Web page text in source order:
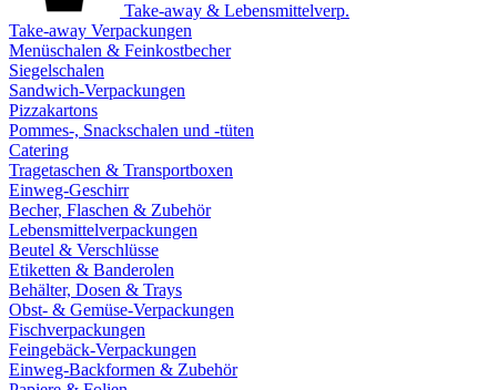
Take-away & Lebensmittelverp.
Take-away Verpackungen
Menüschalen & Feinkostbecher
Siegelschalen
Sandwich-Verpackungen
Pizzakartons
Pommes-, Snackschalen und -tüten
Catering
Tragetaschen & Transportboxen
Einweg-Geschirr
Becher, Flaschen & Zubehör
Lebensmittelverpackungen
Beutel & Verschlüsse
Etiketten & Banderolen
Behälter, Dosen & Trays
Obst- & Gemüse-Verpackungen
Fischverpackungen
Feingebäck-Verpackungen
Einweg-Backformen & Zubehör